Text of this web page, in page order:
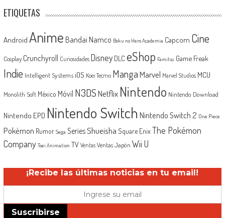
ETIQUETAS
Android Anime Bandai Namco Boku no Hero Academia Capcom Cine
Cosplay Crunchyroll Curiosidades Disney DLC eShop Famitsu Game Freak
Indie Intelligent Systems iOS Koei Tecmo MangaMarvel Marvel Studios MCU
Monolith Soft México Móvil N3DSNetflix Nintendo Nintendo Download
Nintendo EPD Nintendo Switch Nintendo Switch 2 One Piece
Pokémon Rumor Sega SeriesShueisha Square EnixThe Pokémon
Company Toei Animation TV Ventas Ventas Japón Wii U
¡Recibe las últimas noticias en tu email!
Suscribirse